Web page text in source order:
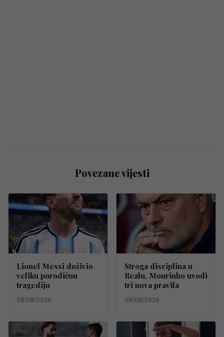
Povezane vijesti
Lionel Messi doživio
veliku porodičnu
tragediju
08/08/2026
Stroga disciplina u
Realu, Mourinho uvodi
tri nova pravila
08/08/2026